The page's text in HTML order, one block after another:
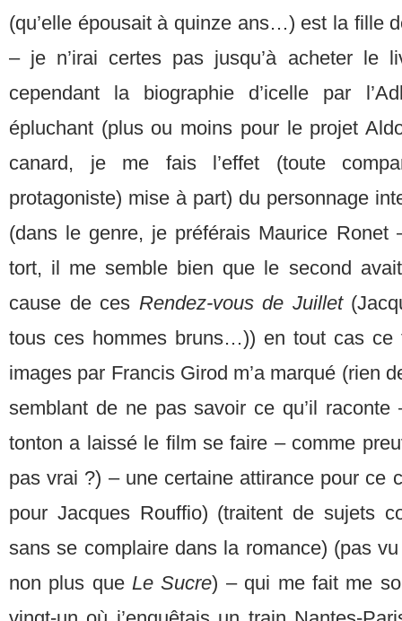
(qu’elle épousait à quinze ans…) est la fille
– je n’irai certes pas jusqu’à acheter le
cependant la biographie d’icelle par
épluchant (plus ou moins pour le projet
canard, je me fais l’effet (toute
protagoniste) mise à part) du personnage
(dans le genre, je préférais Maurice Ronet
tort, il me semble bien que le second
cause de ces Rendez-vous de Juillet
tous ces hommes bruns…)) en tout cas
images par Francis Girod m’a marqué (rien
semblant de ne pas savoir ce qu’il raconte
tonton a laissé le film se faire – comme
pas vrai ?) – une certaine attirance pour ce
pour Jacques Rouffio) (traitent de sujets
sans se complaire dans la romance) (pas
non plus que Le Sucre) – qui me fait me